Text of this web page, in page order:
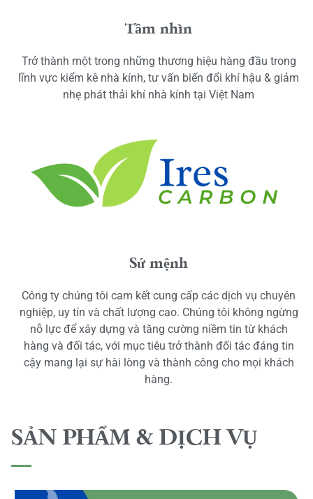
Tầm nhìn
Trở thành một trong những thương hiệu hàng đầu trong
lĩnh vực kiểm kê nhà kính, tư vấn biến đổi khí hậu & giảm
nhẹ phát thải khí nhà kính tại Việt Nam
Sứ mệnh
Công ty chúng tôi cam kết cung cấp các dịch vụ chuyên
nghiệp, uy tín và chất lượng cao. Chúng tôi không ngừng
nỗ lực để xây dựng và tăng cường niềm tin từ khách
hàng và đối tác, với mục tiêu trở thành đối tác đáng tin
cậy mang lại sự hài lòng và thành công cho mọi khách
hàng.
SẢN PHẨM & DỊCH VỤ